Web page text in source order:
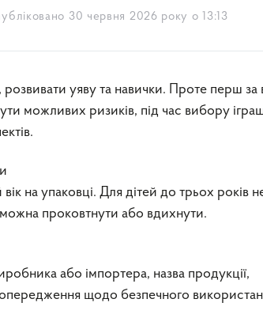
30 червня 2026 року о 13:13
можливих ризиків, під час вибору
на упаковці. Для дітей до трьох років
проковтнути або вдихнути.
або імпортера, назва продукції,
щодо безпечного